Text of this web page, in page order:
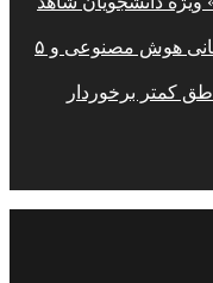
سرمایه‌گذاری روی هسته‌های نخبگانی هوش مصنوعی و ۵
کمتر برخوردار